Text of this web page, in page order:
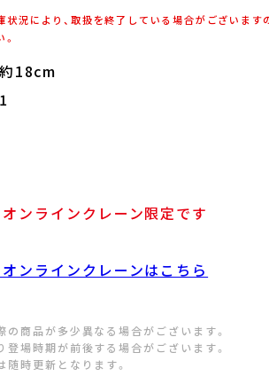
況により、取扱を終了している場合がございます
約18cm
1
ンラインクレーン限定です
ンラインクレーンはこちら
の商品が多少異なる場合がございます。
登場時期が前後する場合がございます。
随時更新となります。